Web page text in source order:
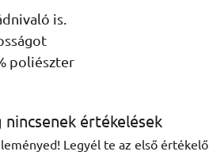
is.
poliészter
nincsenek értékelések
Legyél te az első értékelő.